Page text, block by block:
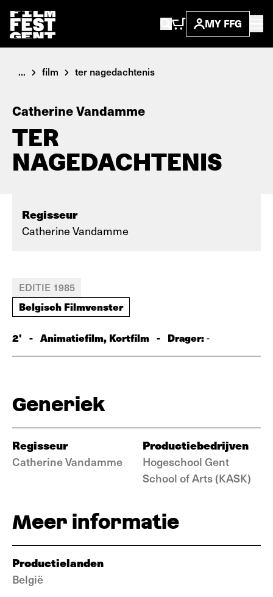
MY FFG
... film ter nagedachtenis
Catherine Vandamme
TER
NAGEDACHTENIS
Regisseur
Catherine Vandamme
EDITIE 1985
Belgisch Filmvenster
2' - Animatiefilm, Kortfilm - Drager:-
Generiek
Regisseur
Catherine Vandamme
Productiebedrijven
Hogeschool Gent
School of Arts (KASK)
Meer informatie
Productielanden
België